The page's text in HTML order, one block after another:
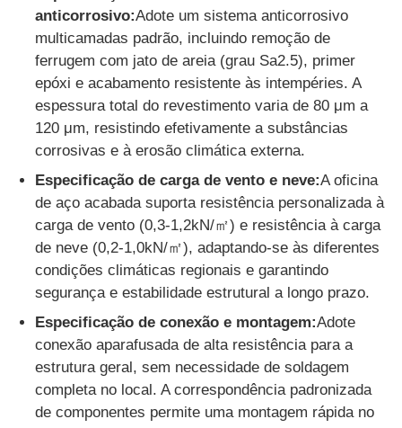
anticorrosivo:Adote um sistema anticorrosivo
multicamadas padrão, incluindo remoção de
ferrugem com jato de areia (grau Sa2.5), primer
epóxi e acabamento resistente às intempéries. A
espessura total do revestimento varia de 80 μm a
120 μm, resistindo efetivamente a substâncias
corrosivas e à erosão climática externa.
Especificação de carga de vento e neve:A oficina
de aço acabada suporta resistência personalizada à
carga de vento (0,3-1,2kN/㎡) e resistência à carga
de neve (0,2-1,0kN/㎡), adaptando-se às diferentes
condições climáticas regionais e garantindo
segurança e estabilidade estrutural a longo prazo.
Especificação de conexão e montagem:Adote
conexão aparafusada de alta resistência para a
estrutura geral, sem necessidade de soldagem
completa no local. A correspondência padronizada
de componentes permite uma montagem rápida no